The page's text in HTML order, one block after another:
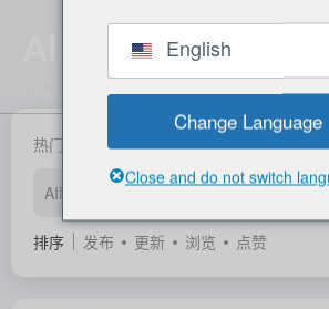
热门产品 国内精选 国外精选 分类推
AI聊天 AI图像 AI视频 AI音频 AI办
排序 发布 更新 浏览 点赞
English
Change Language
Close and do not switch